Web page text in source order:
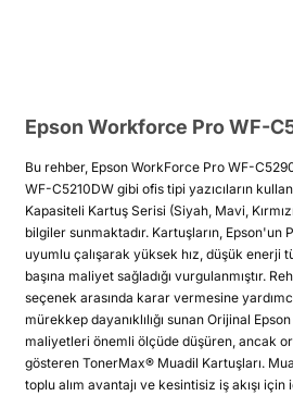
Bu rehber, Epson WorkForce Pro WF-
WF-C5210DW gibi ofis tipi yazıcıların
Kapasiteli Kartuş Serisi (Siyah, Mavi,
bilgiler sunmaktadır. Kartuşların,
uyumlu çalışarak yüksek hız, düşük enerji
başına maliyet sağladığı vurgulanmıştır.
seçenek arasında karar vermesine
mürekkep dayanıklılığı sunan Orijinal
maliyetleri önemli ölçüde düşüren, ancak
gösteren TonerMax® Muadil Kartuşları.
toplu alım avantajı ve kesintisiz iş akışı